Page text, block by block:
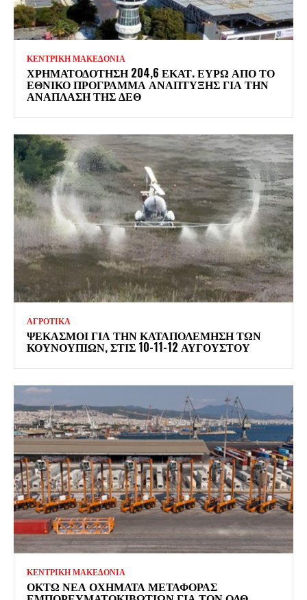
ΚΕΝΤΡΙΚΗ ΜΑΚΕΔΟΝΙΑ
ΧΡΗΜΑΤΟΔΌΤΗΣΗ 204,6 ΕΚΑΤ. ΕΥΡΏ ΑΠΌ ΤΟ
ΕΘΝΙΚΌ ΠΡΌΓΡΑΜΜΑ ΑΝΆΠΤΥΞΗΣ ΓΙΑ ΤΗΝ
ΑΝΆΠΛΑΣΗ ΤΗΣ ΔΕΘ
ΑΓΡΟΤΙΚΑ
ΨΕΚΑΣΜΟΊ ΓΙΑ ΤΗΝ ΚΑΤΑΠΟΛΈΜΗΣΗ ΤΩΝ
ΚΟΥΝΟΥΠΙΏΝ, ΣΤΙΣ 10-11-12 ΑΥΓΟΎΣΤΟΥ
ΚΕΝΤΡΙΚΗ ΜΑΚΕΔΟΝΙΑ
ΟΚΤΏ ΝΈΑ ΟΧΉΜΑΤΑ ΜΕΤΑΦΟΡΆΣ